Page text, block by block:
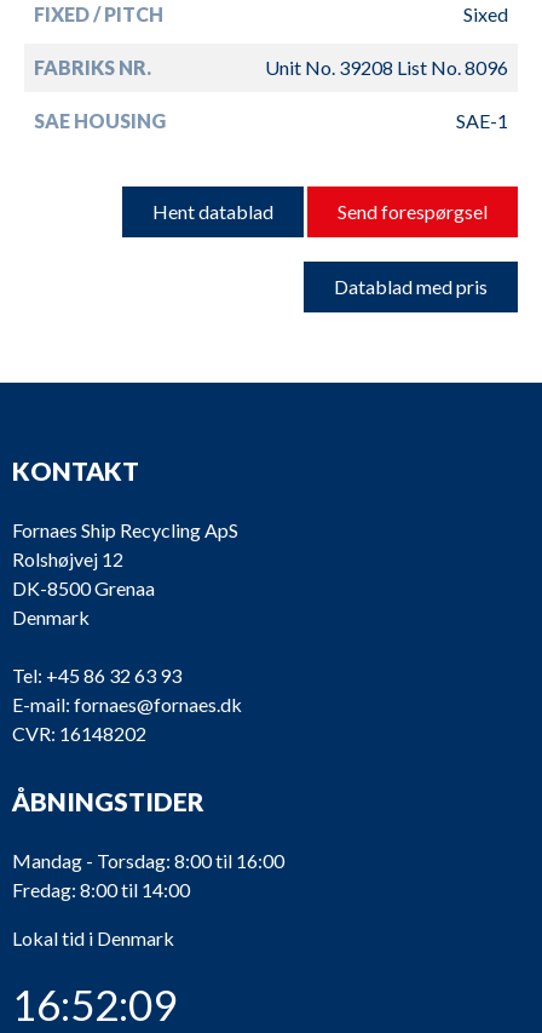
FIXED / PITCH Sixed
FABRIKS NR. Unit No. 39208 List No. 8096
SAE HOUSING SAE-1
Hent datablad Send forespørgsel
Datablad med pris
KONTAKT
Fornaes Ship Recycling ApS
Rolshøjvej 12
DK-8500 Grenaa
Denmark
Tel: +45 86 32 63 93
E-mail: fornaes@fornaes.dk
CVR: 16148202
ÅBNINGSTIDER
Mandag - Torsdag: 8:00 til 16:00
Fredag: 8:00 til 14:00
Lokal tid i Denmark
16:52:09